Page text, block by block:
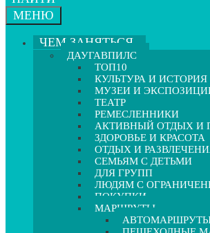
МЕНЮ
ЧЕМ ЗАНЯТЬСЯ
ДАУГАВПИЛС
ТОП10
КУЛЬТУРА И ИСТОРИЯ
МУЗЕИ И
ТЕАТР
РЕМЕСЛЕННИКИ
АКТИВНЫЙ ОТДЫХ И
ЗДОРОВЬЕ И КРАСОТА
ОТДЫХ И
СЕМЬЯМ С ДЕТЬМИ
ДЛЯ ГРУПП
ЛЮДЯМ С
ПОКУПКИ
МАРШРУТЫ